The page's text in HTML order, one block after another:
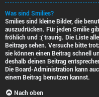
Was sind Smilies?
Smilies sind kleine Bilder, die
auszudrücken. Für jeden Smilie
fröhlich und :( traurig. Die Liste
Beitrags sehen. Versuche bitte
sie können einen Beitrag schnell
deshalb deinen Beitrag
Die Board-Administration kann
einem Beitrag benutzen kannst.
Nach oben